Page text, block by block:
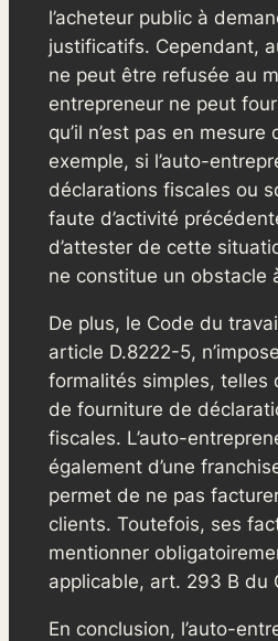
l’acheteur public à
justificatifs. Cependant,
ne peut être refusée au
entrepreneur ne peut
qu’il n’est pas en
exemple, si l’auto-
déclarations fiscales ou
faute d’activité
d’attester de cette
ne constitue un obstacle
De plus, le Code du
article D.8222-5,
formalités simples, telles
de fourniture de
fiscales. L’auto-
également d’une
permet de ne pas
clients. Toutefois, ses
mentionner
applicable, art. 293 B du
En conclusion, l’auto-